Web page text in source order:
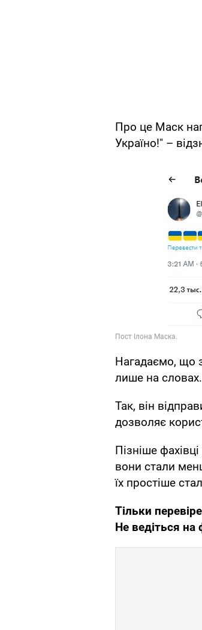
Про це Маск
Україно!" –
Нагадаємо, що
лише на словах.
Так, він
дозволяє
Пізніше
вони стали
їх простіше
Тільки
Не ведіться на